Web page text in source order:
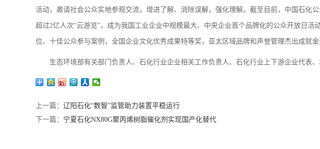
活动，邀请社会公众实地参观交流，增进了解、消除误解，强化理解。截至目前，中国石化
超过2亿人次“云游览”，成为我国工业企业中规模最大、中央企业首个品牌化的公众开放日
位、十佳公众参与案例，全国企业文化优秀成果特等奖，亚太区域品牌和声誉管理杰出成就金
生态环境部有关部门负责人、石化行业企业相关工作负责人、石化行业上下游企业代表
上一篇： 辽阳石化“数智”监管助力装置平稳运行
下一篇： 宁夏石化NX80G聚丙烯树脂催化剂实现国产化替代